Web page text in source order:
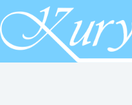
al
contenido